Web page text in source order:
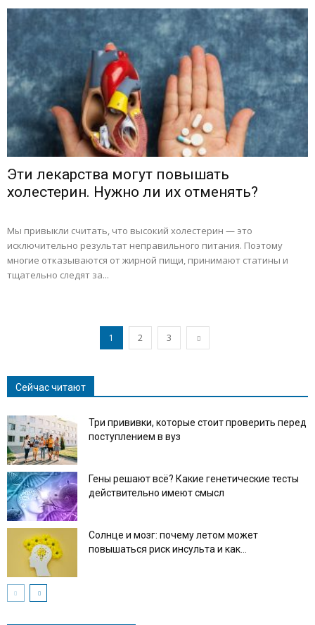
Эти лекарства могут повышать
холестерин. Нужно ли их отменять?
Мы привыкли считать, что высокий холестерин — это
исключительно результат неправильного питания. Поэтому
многие отказываются от жирной пищи, принимают статины и
тщательно следят за...
1 2 3
Сейчас читают
Три прививки, которые стоит проверить перед
поступлением в вуз
Гены решают всё? Какие генетические тесты
действительно имеют смысл
Солнце и мозг: почему летом может
повышаться риск инсульта и как...